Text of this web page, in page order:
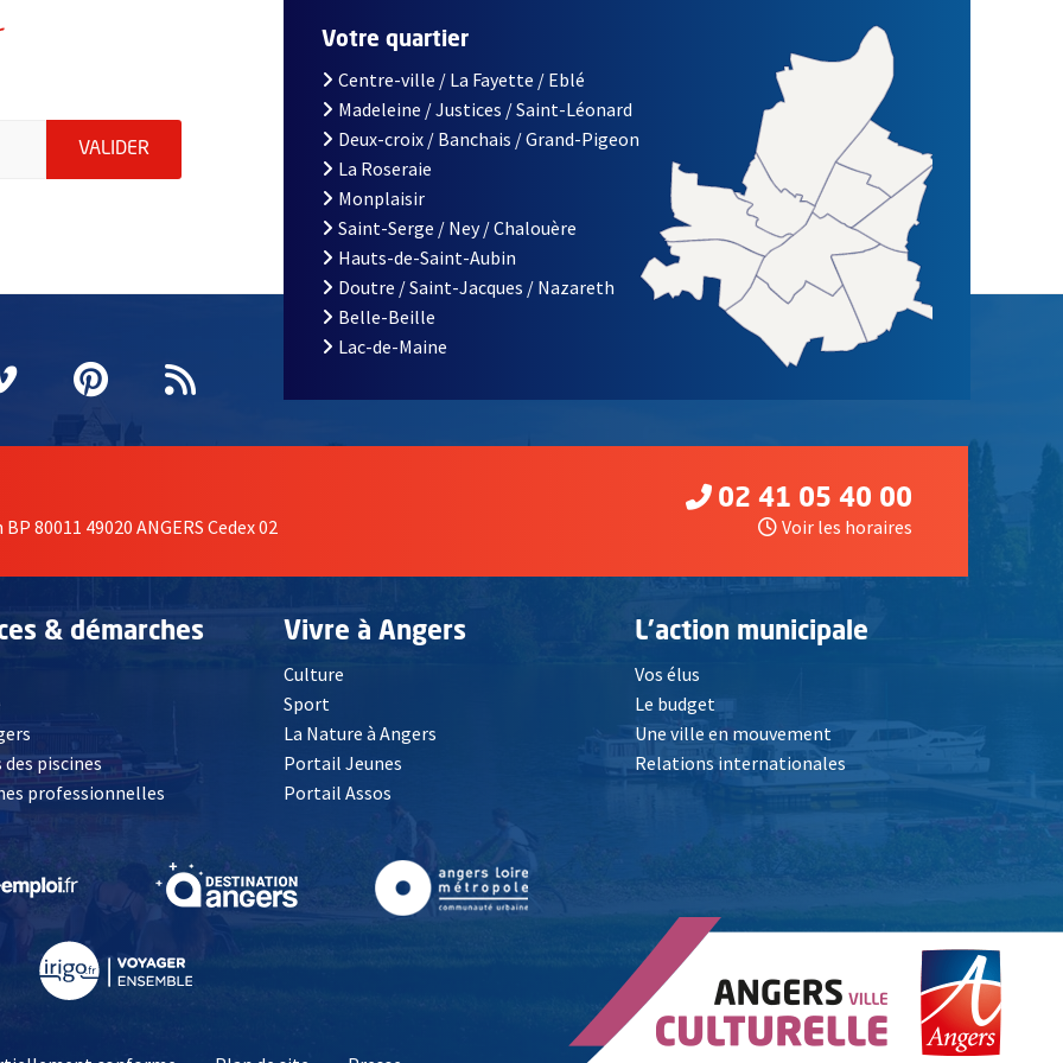
indiquez votre email (champ obligatoire)
VALIDER ENVOYER MA DEMANDE D'INSCRIPTION À LA LETTRE D'INFORMATION DE LA VILLE D'ANGERS
fenêtrefenêtre
une nouvelle fenêtre
Vimeo
, Ouvre une nouvelle fenêtre
Pinterest
, Ouvre une nouvelle fenêtre
Flux RSS
Votre quartier
Centre-ville / La Fayette / Eblé
Madeleine / Justices / Saint-Léonard
Deux-croix / Banchais / Grand-Pigeon
La Roseraie
Monplaisir
Saint-Serge / Ney / Chalouère
Hauts-de-Saint-Aubin
Doutre / Saint-Jacques / Nazareth
Belle-Beille
Lac-de-Maine
80011 49020 ANGERS Cedex 02
02 41 05 40 00
Voir les horaires
& démarches
, Ouvre une nouvelle fenêtre
piscines
professionnelles
Vivre à Angers
Culture
Sport
La Nature à Angers
Portail Jeunes
Portail Assos
L'action municipale
Vos élus
Le budget
Une ville en mouvement
Relations internationales
fenêtre , Ouvre une nouvelle fenêtre , Ouvre une nouvelle fenêtre, Ouvre une nouvelle fenêtre